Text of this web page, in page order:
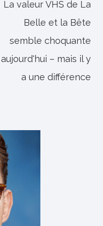
La valeur VHS de La
Belle et la Bête
semble choquante
aujourd'hui – mais il y
a une différence